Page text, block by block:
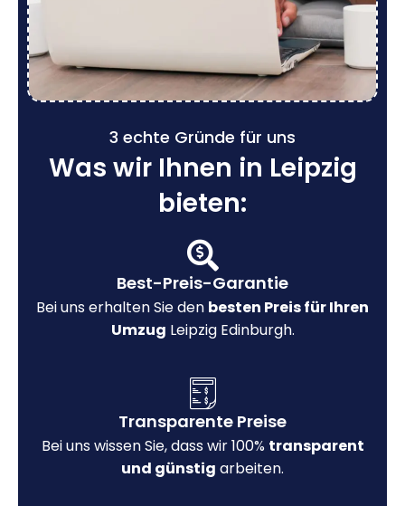
3 echte Gründe für uns
Was wir Ihnen in Leipzig
bieten:
Best-Preis-Garantie
Bei uns erhalten Sie den besten Preis für Ihren
Umzug Leipzig Edinburgh.
Transparente Preise
Bei uns wissen Sie, dass wir 100% transparent
und günstig arbeiten.